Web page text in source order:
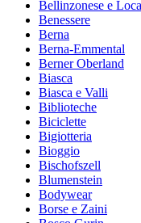
Bellinzonese e
Benessere
Berna
Berna-Emmental
Berner Oberland
Biasca
Biasca e Valli
Biblioteche
Biciclette
Bigiotteria
Bioggio
Bischofszell
Blumenstein
Bodywear
Borse e Zaini